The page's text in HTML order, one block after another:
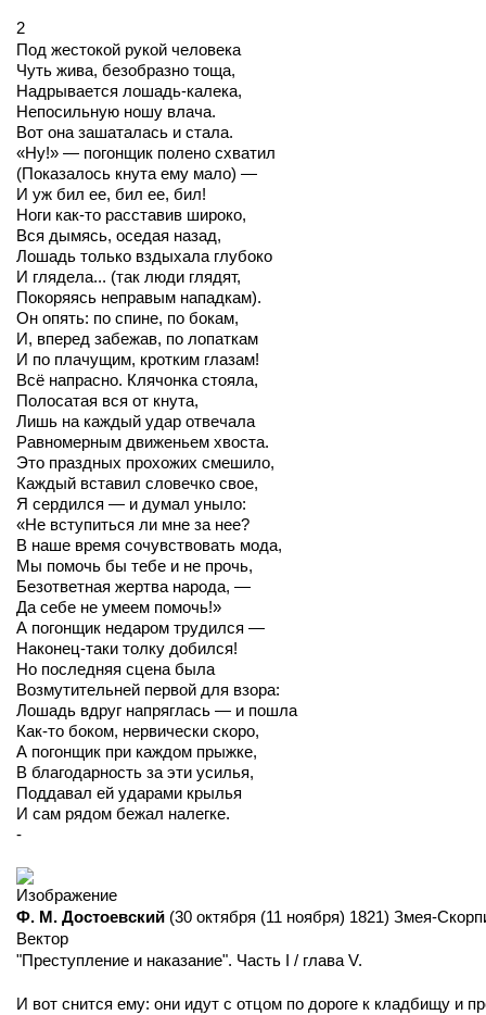
2
Под жестокой рукой человека
Чуть жива, безобразно тоща,
Надрывается лошадь-калека,
Непосильную ношу влача.
Вот она зашаталась и стала.
«Ну!» — погонщик полено схватил
(Показалось кнута ему мало) —
И уж бил ее, бил ее, бил!
Ноги как-то расставив широко,
Вся дымясь, оседая назад,
Лошадь только вздыхала глубоко
И глядела... (так люди глядят,
Покоряясь неправым нападкам).
Он опять: по спине, по бокам,
И, вперед забежав, по лопаткам
И по плачущим, кротким глазам!
Всё напрасно. Клячонка стояла,
Полосатая вся от кнута,
Лишь на каждый удар отвечала
Равномерным движеньем хвоста.
Это праздных прохожих смешило,
Каждый вставил словечко свое,
Я сердился — и думал уныло:
«Не вступиться ли мне за нее?
В наше время сочувствовать мода,
Мы помочь бы тебе и не прочь,
Безответная жертва народа, —
Да себе не умеем помочь!»
А погонщик недаром трудился —
Наконец-таки толку добился!
Но последняя сцена была
Возмутительней первой для взора:
Лошадь вдруг напряглась — и пошла
Как-то боком, нервически скоро,
А погонщик при каждом прыжке,
В благодарность за эти усилья,
Поддавал ей ударами крылья
И сам рядом бежал налегке.
-
Ф. М. Достоевский (30 октября (11 ноября) 1821) Змея-
Вектор
"Преступление и наказание". Часть I / глава V.
И вот снится ему: они идут с отцом по дороге к кладбищу и